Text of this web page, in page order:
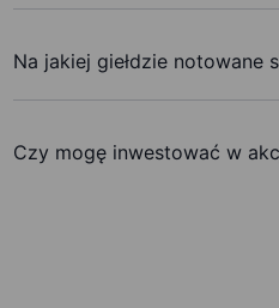
Na jakiej giełdzie notowane
Czy mogę inwestować w